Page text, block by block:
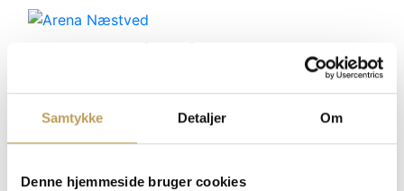
Samtykke Detaljer Om
Denne hjemmeside bruger cookies
Nyheder fra facebook
4 koncert, 1 aften - kun 270kr!
Det er nuuuu(!)
https://arenanaestved.dk/event/arenanight/